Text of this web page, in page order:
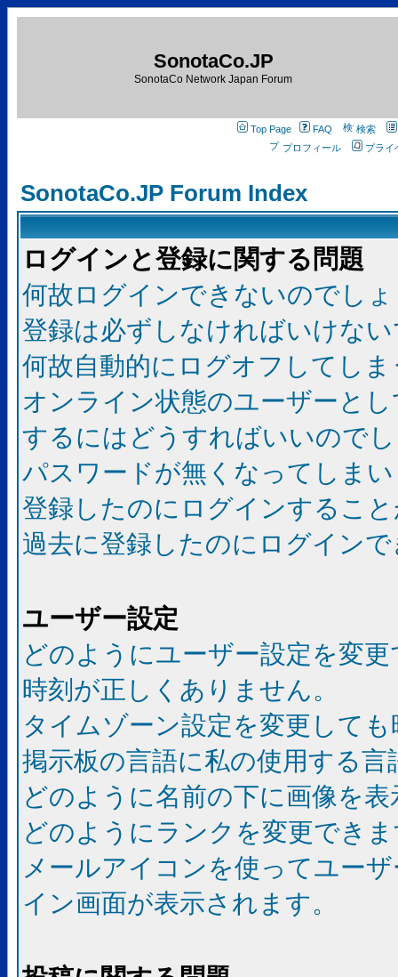
SonotaCo.JP
SonotaCo Network Japan Forum
Top Page FAQ
検索
プロフィール
プライ
SonotaCo.JP Forum Index
ログインと登録に関する問題
何故ログインできないのでし
登録は必ずしなければいけな
何故自動的にログオフしてし
オンライン状態のユーザーと
するにはどうすればいいので
パスワードが無くなってしま
登録したのにログインするこ
過去に登録したのにログイン
ユーザー設定
どのようにユーザー設定を変
時刻が正しくありません。
タイムゾーン設定を変更して
掲示板の言語に私の使用する
どのように名前の下に画像を
どのようにランクを変更でき
メールアイコンを使ってユー
イン画面が表示されます。